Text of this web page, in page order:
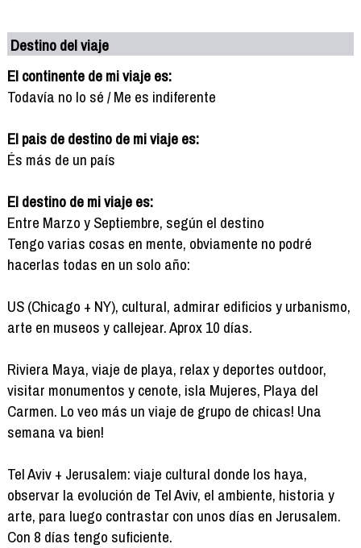
Destino del viaje
El continente de mi viaje es:
Todavía no lo sé / Me es indiferente
El pais de destino de mi viaje es:
És más de un país
El destino de mi viaje es:
Entre Marzo y Septiembre, según el destino
Tengo varias cosas en mente, obviamente no podré
hacerlas todas en un solo año:
US (Chicago + NY), cultural, admirar edificios y urbanismo,
arte en museos y callejear. Aprox 10 días.
Riviera Maya, viaje de playa, relax y deportes outdoor,
visitar monumentos y cenote, isla Mujeres, Playa del
Carmen. Lo veo más un viaje de grupo de chicas! Una
semana va bien!
Tel Aviv + Jerusalem: viaje cultural donde los haya,
observar la evolución de Tel Aviv, el ambiente, historia y
arte, para luego contrastar con unos días en Jerusalem.
Con 8 días tengo suficiente.